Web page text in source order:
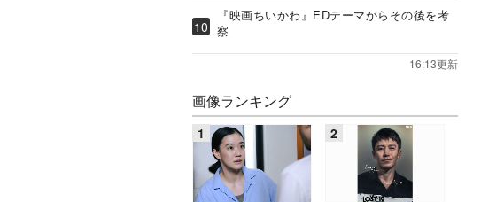
『映画ちいかわ』EDテーマからその後を考
察
16:13更新
画像ランキング